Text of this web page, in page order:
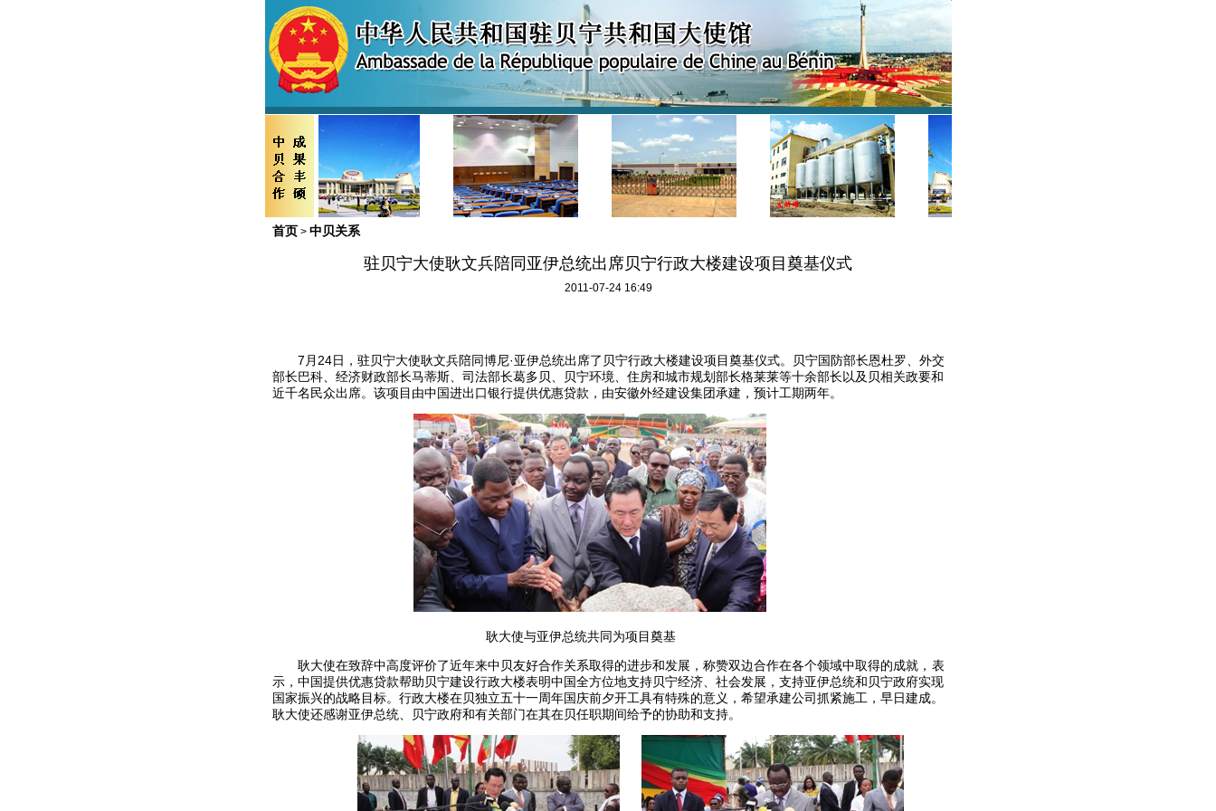
首页 > 中贝关系
驻贝宁大使耿文兵陪同亚伊总统出席贝宁行政大楼建设项目奠基仪式
2011-07-24 16:49
7 月 24日，驻贝宁大使耿文兵陪同博尼·亚伊总统出席了贝宁行政大楼建设项目奠基仪式。贝宁国防部长恩杜罗、外交
部长巴科、经济财政部长马蒂斯、司法部长葛多贝、贝宁环境、住房和城市规划部长格莱莱等十余部长以及贝相关政要和
近千名 民众出席。该项目由中国进出口银行提供优惠贷款，由安徽外经建设集团承建，预计工期两年。
耿大使与亚伊总统共同为项目奠基
耿大使在致辞中高度评价了近年来中贝友好合作关系取得的进步和发展，称赞双边合作在各个领域中取得的成就，表
示，中国提供优惠贷款帮助贝宁建设行政大楼表明中国全方位地支持贝宁经济、社会发展，支持亚伊总统和贝宁政府实现
国家振兴的战略目标。行政大楼在贝独立五十一周年国庆前夕开工具有特殊的意义，希望承建公司抓紧施工，早日建成。
耿大使还感谢亚伊总统、贝宁政府和有关部门在其在贝任职期间给予的协助和支持。